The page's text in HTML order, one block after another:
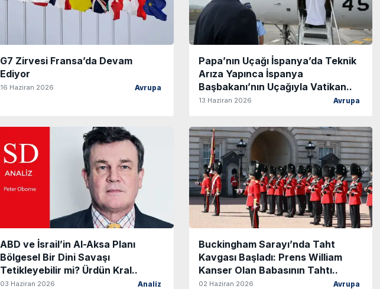
G7 Zirvesi Fransa’da Devam
Ediyor
16 Haziran 2026 Avrupa
Papa’nın Uçağı İspanya’da Teknik
Arıza Yapınca İspanya
Başbakanı’nın Uçağıyla Vatikan..
13 Haziran 2026 Avrupa
ABD ve İsrail’in Al-Aksa Planı
Bölgesel Bir Dini Savaşı
Tetikleyebilir mi? Ürdün Kral..
03 Haziran 2026 Analiz
Buckingham Sarayı’nda Taht
Kavgası Başladı: Prens William
Kanser Olan Babasının Tahtı..
02 Haziran 2026 Avrupa